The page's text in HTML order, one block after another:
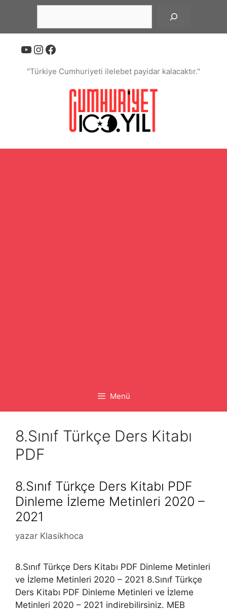
YouTube
Instagram
Facebook
"Türkiye Cumhuriyeti ilelebet payidar kalacaktır."
Menü
8.Sınıf Türkçe Ders Kitabı
PDF
8.Sınıf Türkçe Ders Kitabı PDF
Dinleme İzleme Metinleri 2020 –
2021
yazar Klasikhoca
8.Sınıf Türkçe Ders Kitabı PDF Dinleme Metinleri
ve İzleme Metinleri 2020 – 2021 8.Sınıf Türkçe
Ders Kitabı PDF Dinleme Metinleri ve İzleme
Metinleri 2020 – 2021 indirebilirsiniz. MEB